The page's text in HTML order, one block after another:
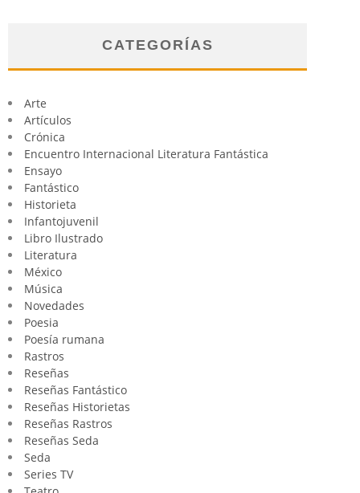
CATEGORÍAS
Arte
Artículos
Crónica
Encuentro Internacional Literatura Fantástica
Ensayo
Fantástico
Historieta
Infantojuvenil
Libro Ilustrado
Literatura
México
Música
Novedades
Poesia
Poesía rumana
Rastros
Reseñas
Reseñas Fantástico
Reseñas Historietas
Reseñas Rastros
Reseñas Seda
Seda
Series TV